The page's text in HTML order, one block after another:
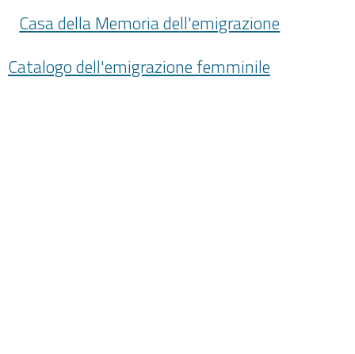
Casa della Memoria dell'emigrazione
Catalogo dell'emigrazione femminile